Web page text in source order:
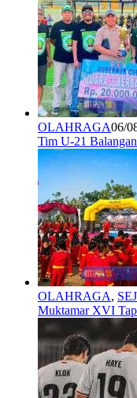
OLAHRAGA06/
Tim U-21
OLAHRAGA,
Muktamar XVI